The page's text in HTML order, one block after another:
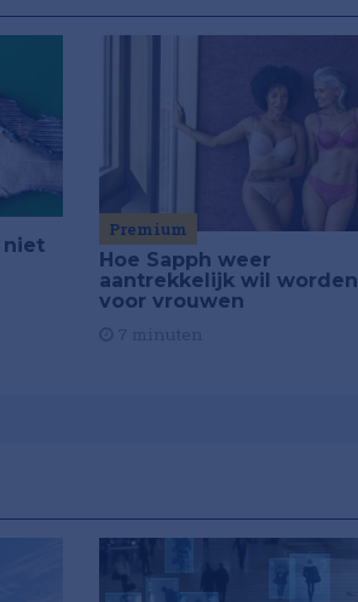
niet
Premium
Hoe Sapph weer
aantrekkelijk wil worden
voor vrouwen